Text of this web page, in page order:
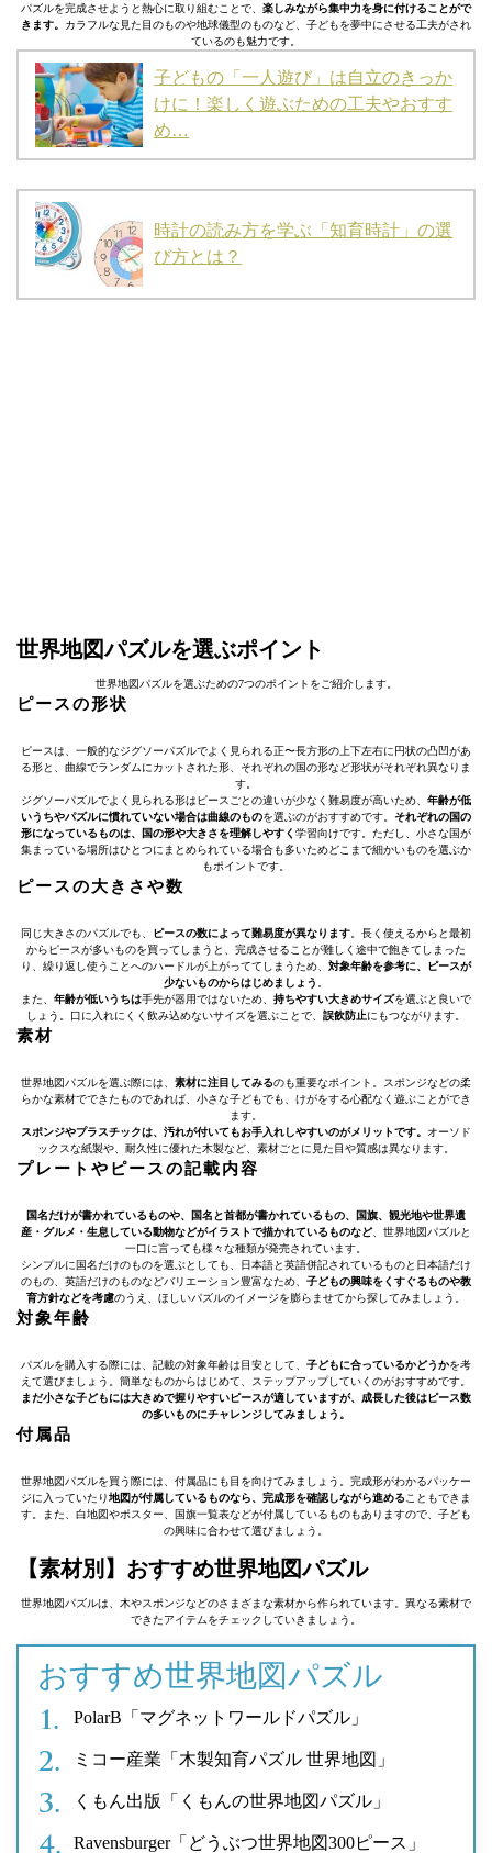
パズルを完成させようと熱心に取り組むことで、 楽しみながら集中力を身に付けることがで
きます。 カラフルな見た目のものや地球儀型のものなど、子どもを夢中にさせる工夫がされ
ているのも魅力です。
子どもの「一人遊び」は自立のきっか
けに！楽しく遊ぶための工夫やおすす
め…
時計の読み方を学ぶ「知育時計」の選
び方とは？
世界地図パズルを選ぶポイント
世界地図パズルを選ぶための7つのポイントをご紹介します。
ピースの形状
ピースは、一般的なジグソーパズルでよく見られる正〜長方形の上下左右に円状の凸凹があ
る形と、曲線でランダムにカットされた形、それぞれの国の形など形状がそれぞれ異なりま
す。
ジグソーパズルでよく見られる形はピースごとの違いが少なく難易度が高いため、 年齢が低
いうちやパズルに慣れていない場合は曲線のものを選ぶのがおすすめです。 それぞれの国の
形になっているものは、国の形や大きさを理解しやすく 学習向けです。ただし、小さな国が
集まっている場所はひとつにまとめられている場合も多いためどこまで細かいものを選ぶか
もポイントです。
ピースの大きさや数
同じ大きさのパズルでも、 ピースの数によって難易度が異なります 。長く使えるからと最初
からピースが多いものを買ってしまうと、完成させることが難しく途中で飽きてしまった
り、繰り返し使うことへのハードルが上がっててしまうため、 対象年齢を参考に、ピースが
少ないものからはじめましょう
また、 年齢が低いうちは手先が器用ではないため、 持ちやすい大きめサイズを選ぶと良いで
しょう。口に入れにくく飲み込めないサイズを選ぶことで、 誤飲防止にもつながります。
素材
世界地図パズルを選ぶ際には、 素材に注目してみるのも重要なポイント。スポンジなどの柔
らかな素材でできたものであれば、小さな子どもでも、けがをする心配なく遊ぶことができ
ます。
スポンジやプラスチックは、汚れが付いてもお手入れしやすいのがメリットです。 オーソド
ックスな紙製や、耐久性に優れた木製など、素材ごとに見た目や質感は異なります。
プレートやピースの記載内容
国名だけが書かれているものや、国名と首都が書かれているもの、国旗、観光地や世界遺
産・グルメ・生息している動物などがイラストで描かれているものなど、世界地図パズルと
一口に言っても様々な種類が発売されています。
シンプルに国名だけのものを選ぶとしても、日本語と英語併記されているものと日本語だけ
のもの、英語だけのものなどバリエーション豊富なため、 子どもの興味をくすぐるものや教
育方針などを考慮のうえ、ほしいパズルのイメージを膨らませてから探してみましょう。
対象年齢
パズルを購入する際には、記載の対象年齢は目安として、 子どもに合っているかどうかを考
えて選びましょう。簡単なものからはじめて、ステップアップしていくのがおすすめです。
まだ小さな子どもには大きめで握りやすいピースが適していますが、成長した後はピース数
の多いものにチャレンジしてみましょう。
付属品
世界地図パズルを買う際には、付属品にも目を向けてみましょう。完成形がわかるパッケー
ジに入っていたり地図が付属しているものなら、完成形を確認しながら進める こともできま
す。また、白地図やポスター、国旗一覧表などが付属しているものもありますので、子ども
の興味に合わせて選びましょう。
【素材別】おすすめ世界地図パズル
世界地図パズルは、木やスポンジなどのさまざまな素材から作られています。異なる素材で
できたアイテムをチェックしていきましょう。
おすすめ世界地図パズル
PolarB「マグネットワールドパズル」
ミコー産業「木製知育パズル 世界地図」
くもん出版「くもんの世界地図パズル」
Ravensburger「どうぶつ世界地図300ピース」